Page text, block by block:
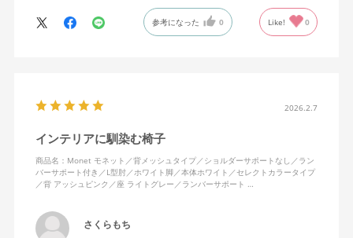
いますが、ややキャスターがよく動きすぎるのが難点でしょう
か。
参考になった 0 Like! 0
2026.2.7
インテリアに馴染む椅子
商品名：Monet モネット／背メッシュタイプ／ショルダーサポートなし／ラン
バーサポート付き／L型肘／ホワイト脚／本体ホワイト／セレクトカラータイプ
／背 アッシュピンク／座 ライトグレー／ランバーサポート …
さくらもち